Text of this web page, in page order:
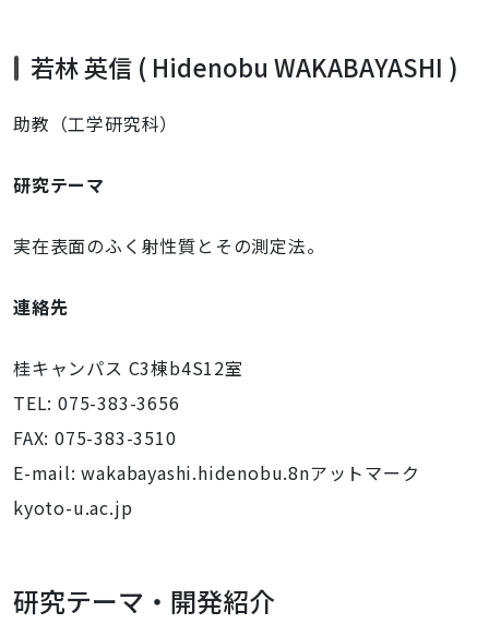
若林 英信 ( Hidenobu WAKABAYASHI )
助教（工学研究科）
研究テーマ
実在表面のふく射性質とその測定法。
連絡先
桂キャンパス C3棟b4S12室
TEL: 075-383-3656
FAX: 075-383-3510
E-mail: wakabayashi.hidenobu.8nアットマーク
kyoto-u.ac.jp
研究テーマ・開発紹介